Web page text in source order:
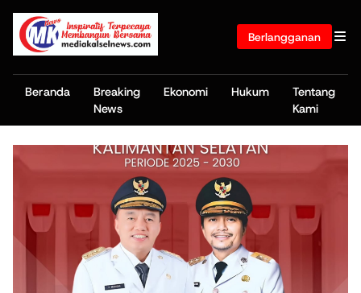
Berlangganan
Beranda
Breaking
News
Ekonomi Hukum
Tentang
Kami